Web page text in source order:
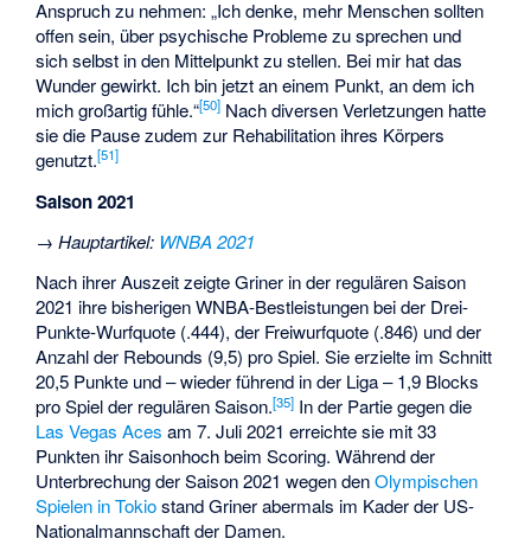
Anspruch zu nehmen: „Ich denke, mehr Menschen sollten
offen sein, über psychische Probleme zu sprechen und
sich selbst in den Mittelpunkt zu stellen. Bei mir hat das
Wunder gewirkt. Ich bin jetzt an einem Punkt, an dem ich
mich großartig fühle.“[50] Nach diversen Verletzungen hatte
sie die Pause zudem zur Rehabilitation ihres Körpers
genutzt.[51]
Saison 2021
→Hauptartikel: WNBA 2021
Nach ihrer Auszeit zeigte Griner in der regulären Saison
2021 ihre bisherigen WNBA-Bestleistungen bei der Drei-
Punkte-Wurfquote (.444), der Freiwurfquote (.846) und der
Anzahl der Rebounds (9,5) pro Spiel. Sie erzielte im Schnitt
20,5 Punkte und – wieder führend in der Liga – 1,9 Blocks
pro Spiel der regulären Saison.[35] In der Partie gegen die
Las Vegas Aces am 7. Juli 2021 erreichte sie mit 33
Punkten ihr Saisonhoch beim Scoring. Während der
Unterbrechung der Saison 2021 wegen denOlympischen
Spielen in Tokiostand Griner abermals im Kader der US-
Nationalmannschaft der Damen.